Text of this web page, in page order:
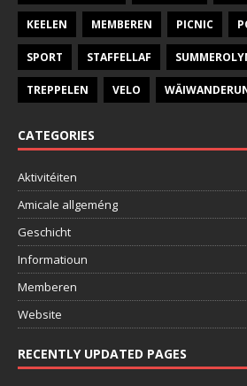
KEELEN MEMBEREN PICNIC
SPORT STAFFELLAF
TREPPELEN VELO
CATEGORIES
Aktivitéiten
Amicale allgeméng
Geschicht
Informatioun
Memberen
Website
RECENTLY UPDATED PAGES